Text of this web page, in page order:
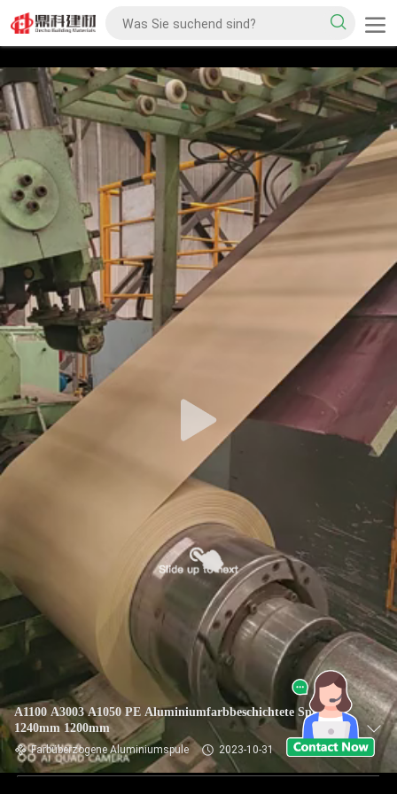
A1100 A3003 A1050 PE Aluminiumfarbbeschichtete Spulen
1240mm 1200mm
Farbüberzogene Aluminiumspule 2023-10-31